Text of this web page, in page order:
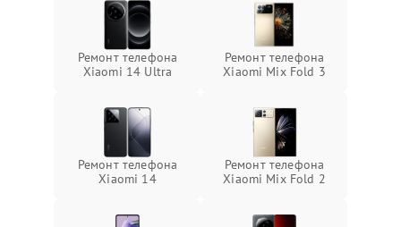
Ремонт телефона
Xiaomi 14 Ultra
Ремонт телефона
Xiaomi Mix Fold 3
Ремонт телефона
Xiaomi 14
Ремонт телефона
Xiaomi Mix Fold 2